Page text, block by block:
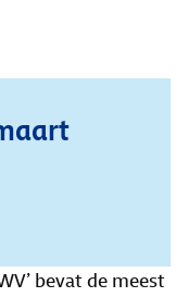
bevat de meest